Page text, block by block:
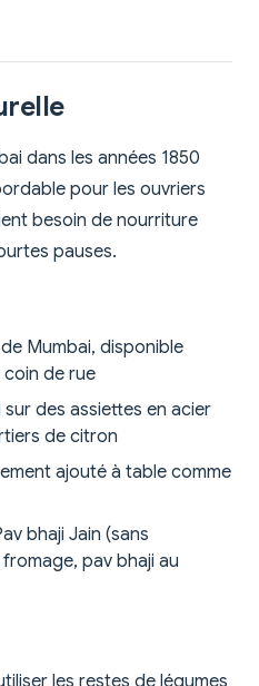
dans les années 1850
pour les ouvriers
besoin de nourriture
pauses.
Mumbai, disponible
de rue
des assiettes en acier
de citron
ajouté à table comme
bhaji Jain (sans
pav bhaji au